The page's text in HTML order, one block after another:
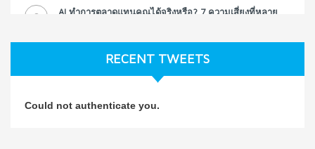
3
AI ทำการตลาดแทนคุณได้จริงหรือ? 7 ความเสี่ยงที่หลาย
NO COMMENTS
Koe ในแบบอาจารย์บอม
RECENT TWEETS
Could not authenticate you.